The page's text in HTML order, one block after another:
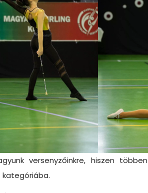
versenyzőinkre, hiszen